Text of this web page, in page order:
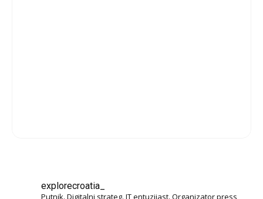
explorecroatia_
Putnik. Digitalni strateg. IT entuzijast. Organizator press